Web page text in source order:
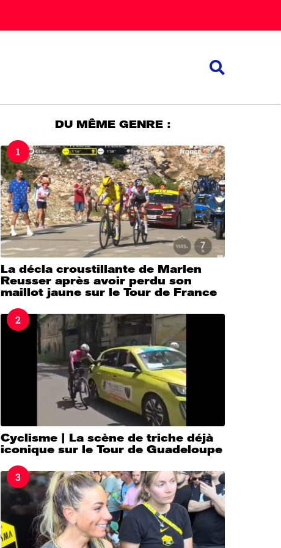
DU MÊME GENRE :
1
La décla croustillante de Marlen
Reusser après avoir perdu son
maillot jaune sur le Tour de France
2
Cyclisme | La scène de triche déjà
iconique sur le Tour de Guadeloupe
3